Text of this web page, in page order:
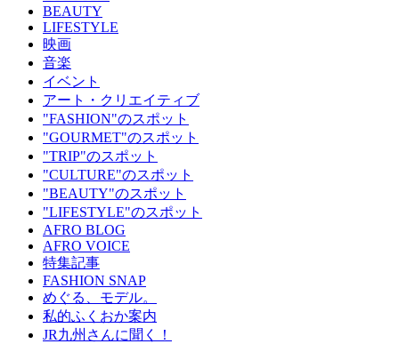
BEAUTY
LIFESTYLE
映画
音楽
イベント
アート・クリエイティブ
"FASHION"のスポット
"GOURMET"のスポット
"TRIP"のスポット
"CULTURE"のスポット
"BEAUTY"のスポット
"LIFESTYLE"のスポット
AFRO BLOG
AFRO VOICE
特集記事
FASHION SNAP
めぐる、モデル。
私的ふくおか案内
JR九州さんに聞く！